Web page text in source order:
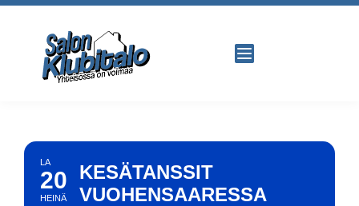
LA
20
HEINÄ
KESÄTANSSIT
VUOHENSAARESSA